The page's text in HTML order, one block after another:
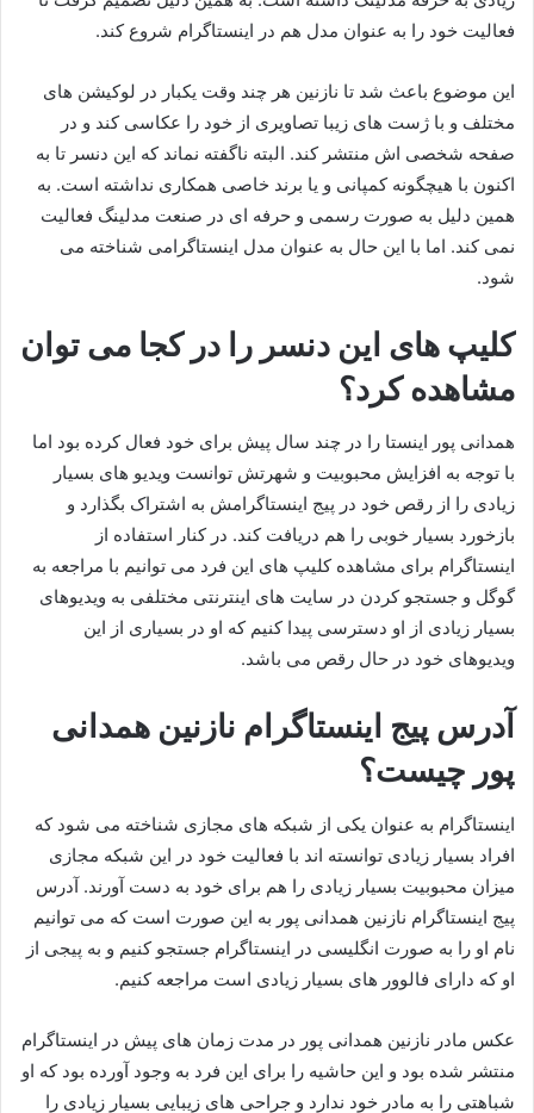
فعالیت خود را به عنوان مدل هم در اینستاگرام شروع کند.
این موضوع باعث شد تا نازنین هر چند وقت یکبار در لوکیشن‌ های
مختلف و با ژست‌ های زیبا تصاویری از خود را عکاسی کند و در
صفحه شخصی‌ اش منتشر کند. البته ناگفته نماند که این دنسر تا به
اکنون با هیچگونه کمپانی و یا برند خاصی همکاری نداشته است. به
همین دلیل به صورت رسمی و حرفه ای در صنعت مدلینگ فعالیت
نمی کند. اما با این حال به عنوان مدل اینستاگرامی شناخته می
شود.
کلیپ های این دنسر را در کجا می توان
مشاهده کرد؟
همدانی پور اینستا را در چند سال پیش برای خود فعال کرده بود اما
با توجه به افزایش محبوبیت و شهرتش توانست ویدیو های بسیار
زیادی را از رقص خود در پیج اینستاگرامش به اشتراک بگذارد و
بازخورد بسیار خوبی را هم دریافت کند. در کنار استفاده از
اینستاگرام برای مشاهده کلیپ های این فرد می توانیم با مراجعه به
گوگل و جستجو کردن در سایت های اینترنتی مختلفی به ویدیوهای
بسیار زیادی از او دسترسی پیدا کنیم که او در بسیاری از این
ویدیوهای خود در حال رقص می باشد.
آدرس پیج اینستاگرام نازنین همدانی
پور چیست؟
اینستاگرام به عنوان یکی از شبکه‌ های مجازی شناخته می‌ شود که
افراد بسیار زیادی توانسته اند با فعالیت خود در این شبکه مجازی
میزان محبوبیت بسیار زیادی را هم برای خود به دست آورند. آدرس
پیج اینستاگرام نازنین همدانی پور به این صورت است که می توانیم
نام او را به صورت انگلیسی در اینستاگرام جستجو کنیم و به پیجی از
او که دارای فالوور های بسیار زیادی است مراجعه کنیم.
عکس مادر نازنین همدانی پور در مدت زمان های پیش در اینستاگرام
منتشر شده بود و این حاشیه را برای این فرد به وجود آورده بود که او
شباهتی را به مادر خود ندارد و جراحی های زیبایی بسیار زیادی را